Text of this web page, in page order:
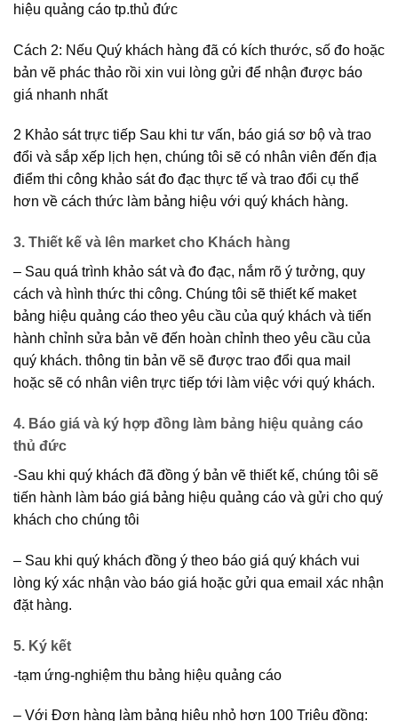
hiệu quảng cáo tp.thủ đức
Cách 2: Nếu Quý khách hàng đã có kích thước, số đo hoặc
bản vẽ phác thảo rồi xin vui lòng gửi để nhận được báo
giá nhanh nhất
2 Khảo sát trực tiếp Sau khi tư vấn, báo giá sơ bộ và trao
đổi và sắp xếp lịch hẹn, chúng tôi sẽ có nhân viên đến địa
điểm thi công khảo sát đo đạc thực tế và trao đổi cụ thể
hơn về cách thức làm bảng hiệu với quý khách hàng.
3. Thiết kế và lên market cho Khách hàng
– Sau quá trình khảo sát và đo đạc, nắm rõ ý tưởng, quy
cách và hình thức thi công. Chúng tôi sẽ thiết kế maket
bảng hiệu quảng cáo theo yêu cầu của quý khách và tiến
hành chỉnh sửa bản vẽ đến hoàn chỉnh theo yêu cầu của
quý khách. thông tin bản vẽ sẽ được trao đổi qua mail
hoặc sẽ có nhân viên trực tiếp tới làm việc với quý khách.
4. Báo giá và ký hợp đồng làm bảng hiệu quảng cáo
thủ đức
-Sau khi quý khách đã đồng ý bản vẽ thiết kế, chúng tôi sẽ
tiến hành làm báo giá bảng hiệu quảng cáo và gửi cho quý
khách cho chúng tôi
– Sau khi quý khách đồng ý theo báo giá quý khách vui
lòng ký xác nhận vào báo giá hoặc gửi qua email xác nhận
đặt hàng.
5. Ký kết
-tạm ứng-nghiệm thu bảng hiệu quảng cáo
– Với Đơn hàng làm bảng hiệu nhỏ hơn 100 Triệu đồng: